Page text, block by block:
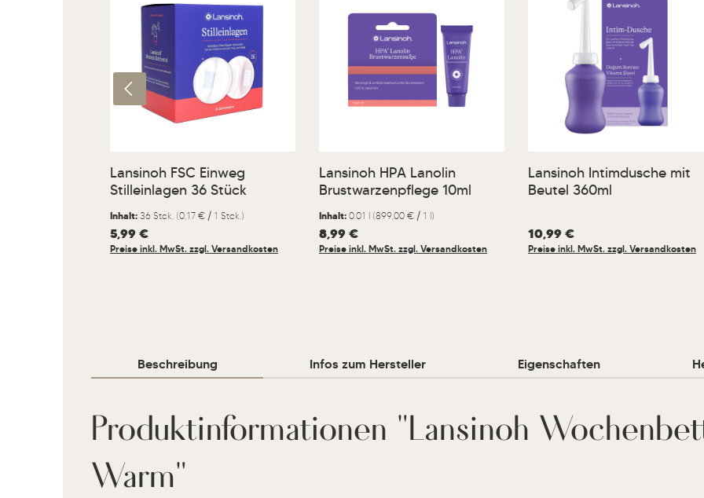
Produkt Anzahl: Gib den gewünschten Wert ein oder benutze die
Lansinoh FSC Einweg
Stilleinlagen 36 Stück
Inhalt: 36 Stck. (0,17 € / 1 Stck.)
Regulärer Preis:
5,99 €
Preise inkl. MwSt. zzgl. Versandkosten
Produkt Anzahl: Gib den gewünschten
Lansinoh HPA Lanolin
Brustwarzenpflege 10ml
Inhalt: 0.01 l (899,00 € / 1 l)
Regulärer Preis:
8,99 €
Preise inkl. MwSt. zzgl. Versandkosten
Produkt Anzahl:
Lansinoh Intimdusche mit
Beutel 360ml
Regulärer Preis:
10,99 €
Preise inkl. MwSt. zzgl. Versandkosten
Beschreibung Infos zum Hersteller Eigenschaften
Produktinformationen "Lansinoh
Warm"